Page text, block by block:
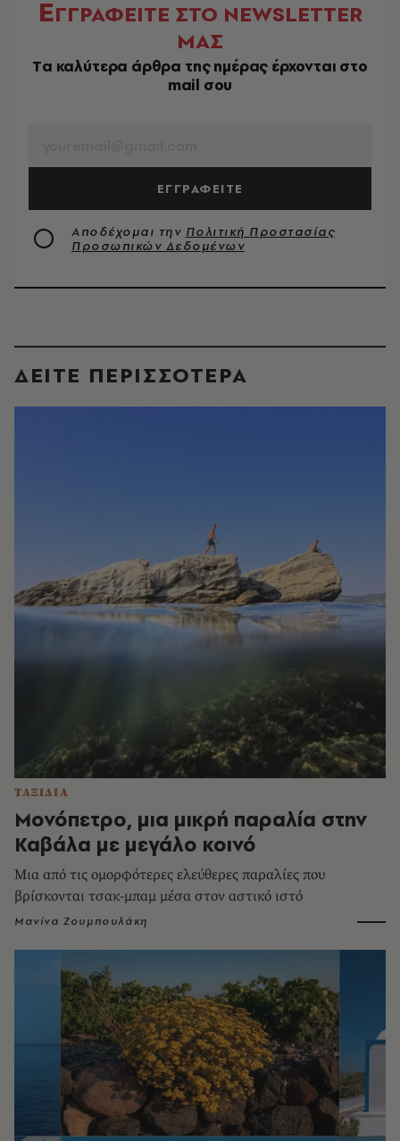
ΕΓΓΡΑΦΕΙΤΕ ΣΤΟ NEWSLETTER
ΜΑΣ
Tα καλύτερα άρθρα της ημέρας έρχονται στο
mail σου
ΕΓΓΡΑΦΕΙΤΕ
Αποδέχομαι την Πολιτική Προστασίας
Προσωπικών Δεδομένων
ΔΕΙΤΕ ΠΕΡΙΣΣΟΤΕΡΑ
ΤΑΞΙΔΙΑ
Μονόπετρο, μια μικρή παραλία στην
Καβάλα με μεγάλο κοινό
Μια από τις ομορφότερες ελεύθερες παραλίες που
βρίσκονται τσακ-μπαμ μέσα στον αστικό ιστό
Μανίνα Ζουμπουλάκη